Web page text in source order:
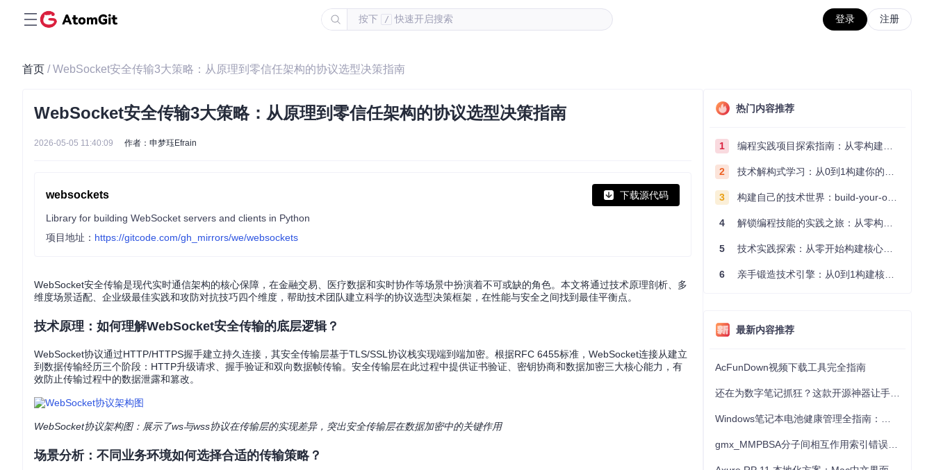
按下 / 快速开启搜索 登录 注册
首页 / WebSocket安全传输3大策略：从原理到零信任架构的协议选型决策指南
WebSocket安全传输3大策略：从原理到零信任架构的协议选型决策指南
2026-05-05 11:40:09 作者：申梦珏Efrain
websockets 下载源代码
Library for building WebSocket servers and clients in Python
项目地址： https://gitcode.com/gh_mirrors/we/websockets
WebSocket安全传输是现代实时通信架构的核心保障，在金融交易、医疗数据和实时协作等场景中扮演着不可或缺的角色。本文将通过技术原理剖析、多
维度场景适配、企业级最佳实践和攻防对抗技巧四个维度，帮助技术团队建立科学的协议选型决策框架，在性能与安全之间找到最佳平衡点。
技术原理：如何理解WebSocket安全传输的底层逻辑？
WebSocket协议通过HTTP/HTTPS握手建立持久连接，其安全传输层基于TLS/SSL协议栈实现端到端加密。根据RFC 6455标准，WebSocket连接从建立
到数据传输经历三个阶段：HTTP升级请求、握手验证和双向数据帧传输。安全传输层在此过程中提供证书验证、密钥协商和数据加密三大核心能力，有
效防止传输过程中的数据泄露和篡改。
WebSocket协议架构图：展示了ws与wss协议在传输层的实现差异，突出安全传输层在数据加密中的关键作用
场景分析：不同业务环境如何选择合适的传输策略？
热门内容推荐
1 编程实践项目探索指南：从零构建技术能力体系
2 技术解构式学习：从0到1构建你的编程知识体系
3 构建自己的技术世界：build-your-own-x项目的实践探索指南
4 解锁编程技能的实践之旅：从零构建你的技术世界
5 技术实践探索：从零开始构建核心系统的实践指南
6 亲手锻造技术引擎：从0到1构建核心系统的实践指南
最新内容推荐
AcFunDown视频下载工具完全指南